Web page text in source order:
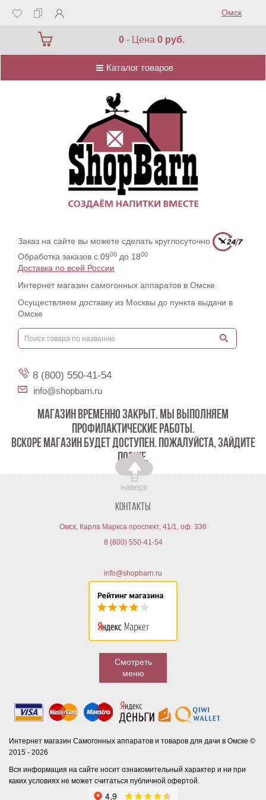
Омск
0 - Цена0 руб.
Каталог товаров
Каталог товаров
Заказ на сайте вы можете сделать круглосуточно
Обработка заказов с 0900 до 1800
Доставка по всей России
Интернет магазин самогонных аппаратов в Омске
Осуществляем доставку из Москвы до пункта выдачи в
Омске
8 (800) 550-41-54
info@shopbarn.ru
МАГАЗИН ВРЕМЕННО ЗАКРЫТ. МЫ ВЫПОЛНЯЕМ
ПРОФИЛАКТИЧЕСКИЕ РАБОТЫ.
ВСКОРЕ МАГАЗИН БУДЕТ ДОСТУПЕН. ПОЖАЛУЙСТА, ЗАЙДИТЕ
ПОЗЖЕ.
Контакты
Омск, Карла Маркса проспект, 41/1, оф. 336
8 (800) 550-41-54
info@shopbarn.ru
Смотреть
меню
Интернет магазин Самогонных аппаратов и товаров для дачи в Омске ©
2015 - 2026
Вся информация на сайте носит ознакомительный характер и ни при
каких условиях не может считаться публичной офертой.